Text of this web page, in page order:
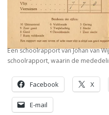
Een schoolrapport van Johan van
schoolrapport, waarin de
Facebook X
E-mail